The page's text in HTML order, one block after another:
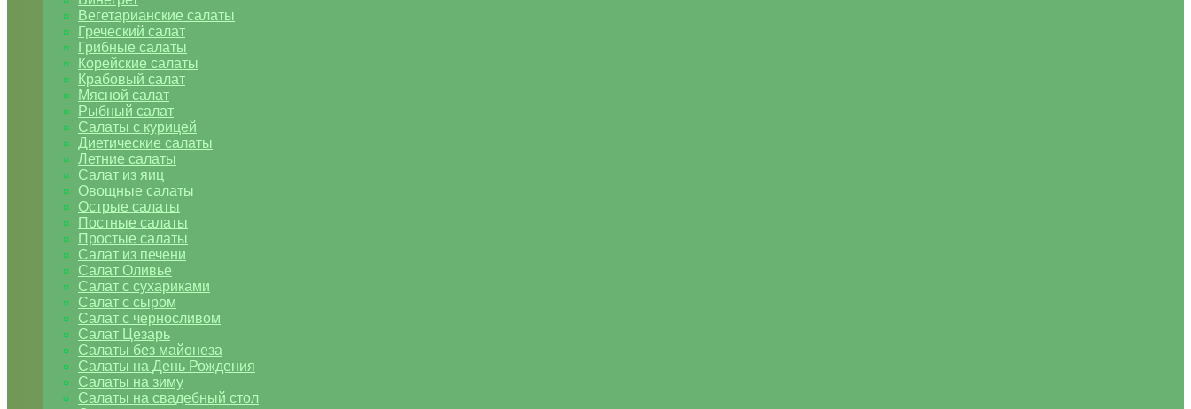
Вегетарианские салаты
Греческий салат
Грибные салаты
Корейские салаты
Крабовый салат
Мясной салат
Рыбный салат
Салаты с курицей
Диетические салаты
Летние салаты
Салат из яиц
Овощные салаты
Острые салаты
Постные салаты
Простые салаты
Салат из печени
Салат Оливье
Салат с сухариками
Салат с сыром
Салат с черносливом
Салат Цезарь
Салаты без майонеза
Салаты на День Рождения
Салаты на зиму
Салаты на свадебный стол